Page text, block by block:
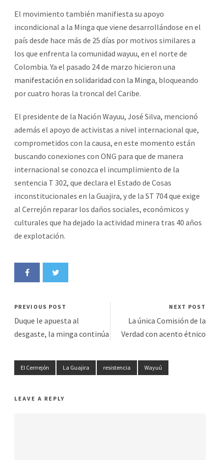
El movimiento también manifiesta su apoyo
incondicional a la Minga que viene desarrollándose en el
país desde hace más de 25 días por motivos similares a
los que enfrenta la comunidad wayuu, en el norte de
Colombia. Ya el pasado 24 de marzo hicieron una
manifestación en solidaridad con la Minga, bloqueando
por cuatro horas la troncal del Caribe.
El presidente de la Nación Wayuu, José Silva, mencionó
además el apoyo de activistas a nivel internacional que,
comprometidos con la causa, en este momento están
buscando conexiones con ONG para que de manera
internacional se conozca el incumplimiento de la
sentencia T 302, que declara el Estado de Cosas
inconstitucionales en la Guajira, y de la ST 704 que exige
al Cerrejón reparar los daños sociales, económicos y
culturales que ha dejado la actividad minera tras 40 años
de explotación.
PREVIOUS POST
Duque le apuesta al
desgaste, la minga continúa
NEXT POST
La única Comisión de la
Verdad con acento étnico
El Cerrrejón La Guajira resistencia Wayuú
LEAVE A REPLY